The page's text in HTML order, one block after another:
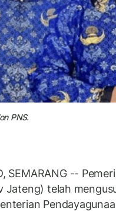
PNS.
SEMARANG --
Jateng) telah